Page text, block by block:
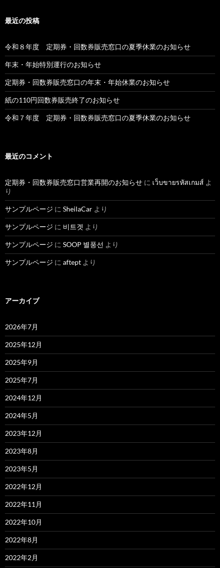
最近の投稿
令和８年度 定期券・回数券販売窓口の夏季休業のお知らせ
年末・年始特別運行のお知らせ
定期券・回数券販売窓口の年末・年始休業のお知らせ
紙の110円回数券販売終了のお知らせ
令和７年度 定期券・回数券販売窓口の夏季休業のお知らせ
最近のコメント
定期券・回数券販売窓口営業再開のお知らせ に เว็บขายรหัสเกมส์ よ
り
サンプルページ に SheilaCar より
サンプルページ に 비트겟 より
サンプルページ に SOOP 별풍선 より
サンプルページ に aftept より
アーカイブ
2026年7月
2025年12月
2025年9月
2025年7月
2024年12月
2024年5月
2023年12月
2023年8月
2023年5月
2022年12月
2022年11月
2022年10月
2022年8月
2022年2月